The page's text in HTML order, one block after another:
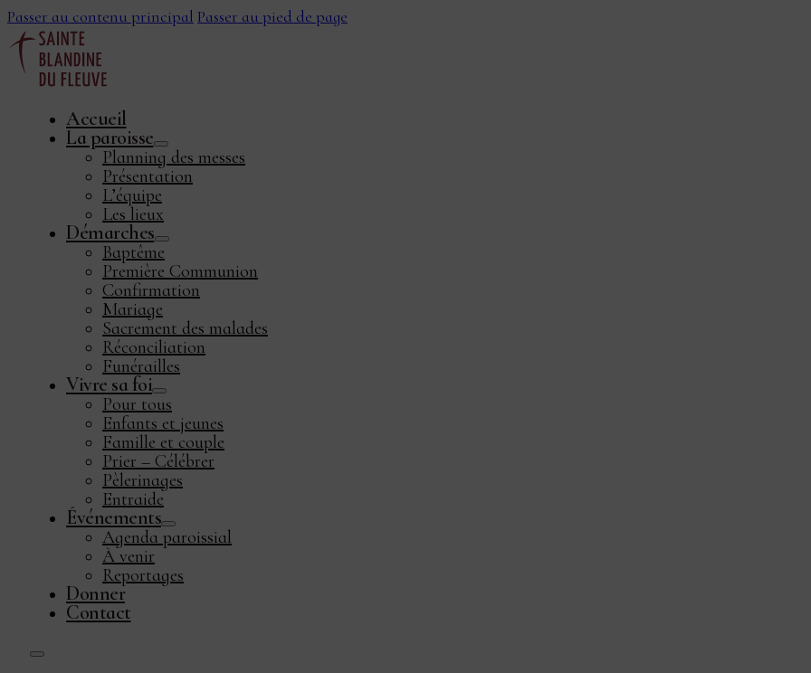
Passer au contenu principal Passer au pied de page
Accueil
La paroisse
Planning des messes
Présentation
L’équipe
Les lieux
Démarches
Baptême
Première Communion
Confirmation
Mariage
Sacrement des malades
Réconciliation
Funérailles
Vivre sa foi
Pour tous
Enfants et jeunes
Famille et couple
Prier – Célébrer
Pèlerinages
Entraide
Événements
Agenda paroissial
À venir
Reportages
Donner
Contact